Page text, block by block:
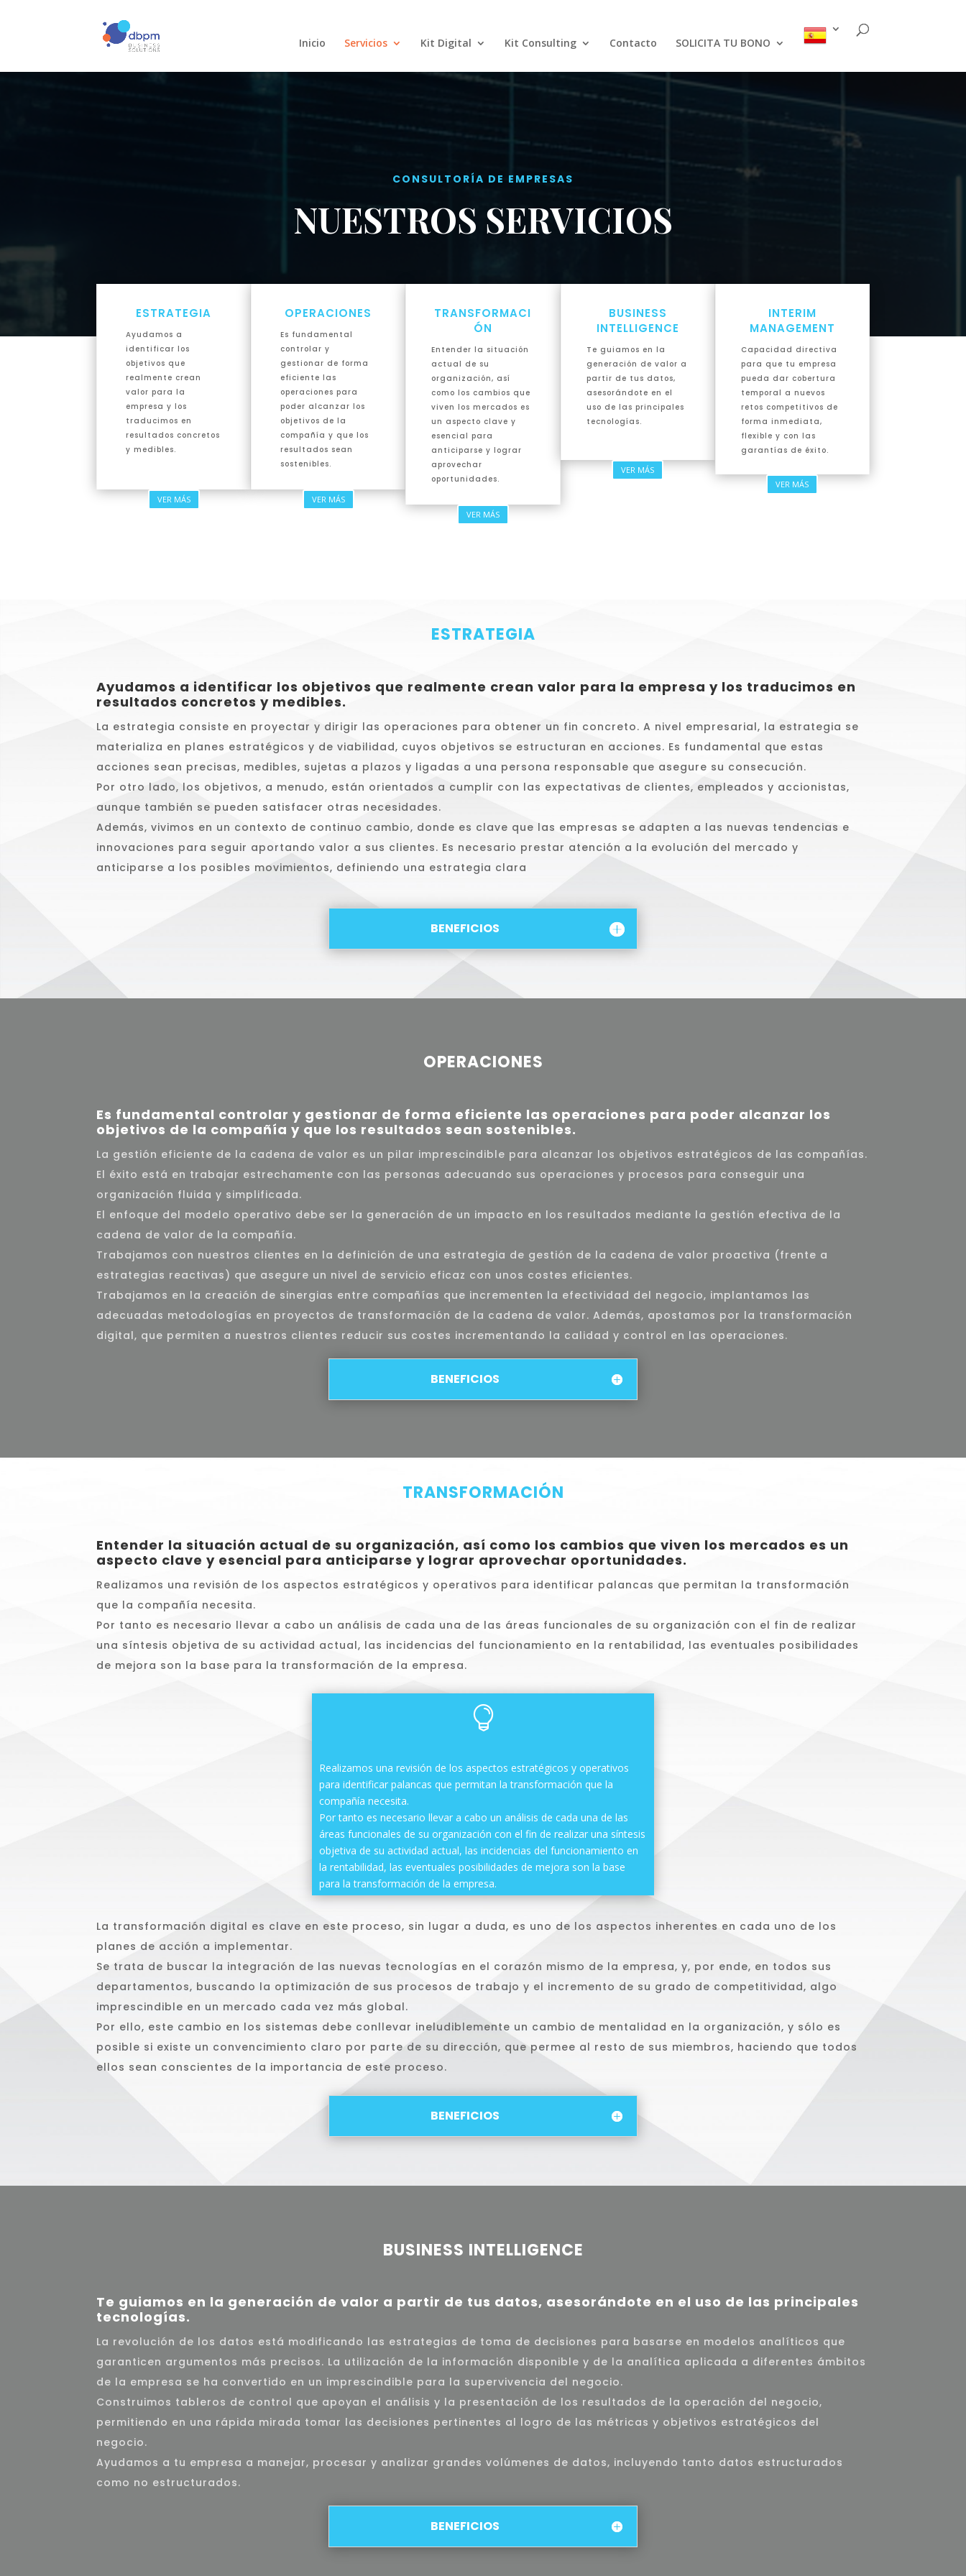
Inicio Servicios Kit Digital Kit Consulting Contacto SOLICITA TU BONO
CONSULTORÍA DE EMPRESAS
NUESTROS SERVICIOS
ESTRATEGIA
Ayudamos a
identificar los
objetivos que
realmente crean
valor para la
empresa y los
traducimos en
resultados concretos
y medibles.
VER MÁS
OPERACIONES
Es fundamental
controlar y
gestionar de forma
eficiente las
operaciones para
poder alcanzar los
objetivos de la
compañía y que los
resultados sean
sostenibles.
VER MÁS
TRANSFORMACI
ÓN
Entender la situación
actual de su
organización, así
como los cambios que
viven los mercados es
un aspecto clave y
esencial para
anticiparse y lograr
aprovechar
oportunidades.
VER MÁS
BUSINESS
INTELLIGENCE
Te guiamos en la
generación de valor a
partir de tus datos,
asesorándote en el
uso de las principales
tecnologías.
VER MÁS
INTERIM
MANAGEMENT
Capacidad directiva
para que tu empresa
pueda dar cobertura
temporal a nuevos
retos competitivos de
forma inmediata,
flexible y con las
garantías de éxito.
VER MÁS
ESTRATEGIA
Ayudamos a identificar los objetivos que realmente crean valor para la empresa y los traducimos en
resultados concretos y medibles.
La estrategia consiste en proyectar y dirigir las operaciones para obtener un fin concreto. A nivel empresarial, la estrategia se
materializa en planes estratégicos y de viabilidad, cuyos objetivos se estructuran en acciones. Es fundamental que estas
acciones sean precisas, medibles, sujetas a plazos y ligadas a una persona responsable que asegure su consecución.
Por otro lado, los objetivos, a menudo, están orientados a cumplir con las expectativas de clientes, empleados y accionistas,
aunque también se pueden satisfacer otras necesidades.
Además, vivimos en un contexto de continuo cambio, donde es clave que las empresas se adapten a las nuevas tendencias e
innovaciones para seguir aportando valor a sus clientes. Es necesario prestar atención a la evolución del mercado y
anticiparse a los posibles movimientos, definiendo una estrategia clara
BENEFICIOS
OPERACIONES
Es fundamental controlar y gestionar de forma eficiente las operaciones para poder alcanzar los
objetivos de la compañía y que los resultados sean sostenibles.
La gestión eficiente de la cadena de valor es un pilar imprescindible para alcanzar los objetivos estratégicos de las compañías.
El éxito está en trabajar estrechamente con las personas adecuando sus operaciones y procesos para conseguir una
organización fluida y simplificada.
El enfoque del modelo operativo debe ser la generación de un impacto en los resultados mediante la gestión efectiva de la
cadena de valor de la compañía.
Trabajamos con nuestros clientes en la definición de una estrategia de gestión de la cadena de valor proactiva (frente a
estrategias reactivas) que asegure un nivel de servicio eficaz con unos costes eficientes.
Trabajamos en la creación de sinergias entre compañías que incrementen la efectividad del negocio, implantamos las
adecuadas metodologías en proyectos de transformación de la cadena de valor. Además, apostamos por la transformación
digital, que permiten a nuestros clientes reducir sus costes incrementando la calidad y control en las operaciones.
BENEFICIOS
TRANSFORMACIÓN
Entender la situación actual de su organización, así como los cambios que viven los mercados es un
aspecto clave y esencial para anticiparse y lograr aprovechar oportunidades.
Realizamos una revisión de los aspectos estratégicos y operativos para identificar palancas que permitan la transformación
que la compañía necesita.
Por tanto es necesario llevar a cabo un análisis de cada una de las áreas funcionales de su organización con el fin de realizar
una síntesis objetiva de su actividad actual, las incidencias del funcionamiento en la rentabilidad, las eventuales posibilidades
de mejora son la base para la transformación de la empresa.

Realizamos una revisión de los aspectos estratégicos y operativos
para identificar palancas que permitan la transformación que la
compañía necesita.
Por tanto es necesario llevar a cabo un análisis de cada una de las
áreas funcionales de su organización con el fin de realizar una síntesis
objetiva de su actividad actual, las incidencias del funcionamiento en
la rentabilidad, las eventuales posibilidades de mejora son la base
para la transformación de la empresa.
La transformación digital es clave en este proceso, sin lugar a duda, es uno de los aspectos inherentes en cada uno de los
planes de acción a implementar.
Se trata de buscar la integración de las nuevas tecnologías en el corazón mismo de la empresa, y, por ende, en todos sus
departamentos, buscando la optimización de sus procesos de trabajo y el incremento de su grado de competitividad, algo
imprescindible en un mercado cada vez más global.
Por ello, este cambio en los sistemas debe conllevar ineludiblemente un cambio de mentalidad en la organización, y sólo es
posible si existe un convencimiento claro por parte de su dirección, que permee al resto de sus miembros, haciendo que todos
ellos sean conscientes de la importancia de este proceso.
BENEFICIOS
BUSINESS INTELLIGENCE
Te guiamos en la generación de valor a partir de tus datos, asesorándote en el uso de las principales
tecnologías.
La revolución de los datos está modificando las estrategias de toma de decisiones para basarse en modelos analíticos que
garanticen argumentos más precisos. La utilización de la información disponible y de la analítica aplicada a diferentes ámbitos
de la empresa se ha convertido en un imprescindible para la supervivencia del negocio.
Construimos tableros de control que apoyan el análisis y la presentación de los resultados de la operación del negocio,
permitiendo en una rápida mirada tomar las decisiones pertinentes al logro de las métricas y objetivos estratégicos del
negocio.
Ayudamos a tu empresa a manejar, procesar y analizar grandes volúmenes de datos, incluyendo tanto datos estructurados
como no estructurados.
BENEFICIOS